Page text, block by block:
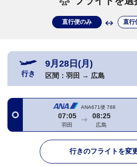
直行便のみ 直行
行き
9月28日(月)
区間： 羽田 → 広島
ANA671便 788
07:05
羽田
08:25
広島
行きのフライトを変